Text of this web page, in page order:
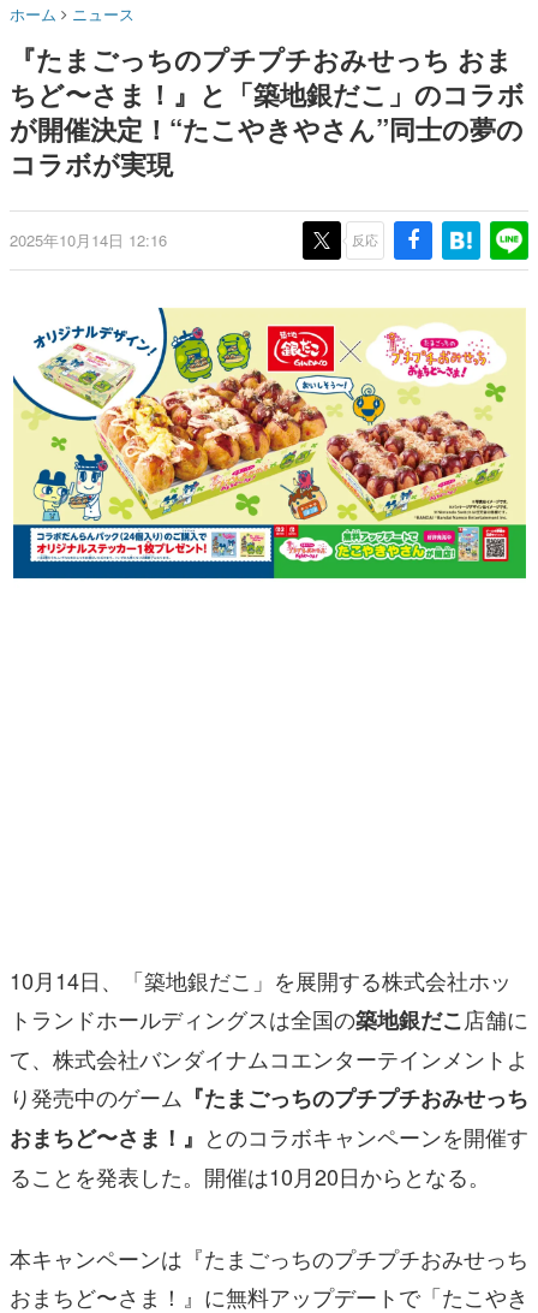
ゲームに多大な影響を受けた作家さんに取材し、ゲームが
日本のコンテンツ産業やカルチャーに与えた影響を探る企
画です。
日本モバイルゲーム産業史
日本のモバイルゲーム史における主要なトピック・タイト
ルを網羅するほか、開発者へのインタビューや識者による
解説を掲載。約20年の歴史が一望できる決定版！
『うつヌケ』『ペンと箸』等で知られるマンガ家・田中圭
一先生によるゲーム業界レポートマンガです。
ゲーム開発者・hamatsu氏がゲームの魅力を画面や操作の
具体的な形から解き明かしていく、硬派で骨太な評論連載
です。
ゲームが変えた日本語
「経験値」「裏技」「ラスボス」… ゲームにまつわる言葉
の起源や用法の変遷を、コンピューター文化史研究家・タ
イニーP氏が徹底調査。
カテゴリ
特集記事
めて対応へ。修正パッチは約1週
どが全品受注生産で登場、過去
に発売したグッズの再販も
ホーム ニュース
『たまごっちのプチプチおみせっち おま
ちど〜さま！』と「築地銀だこ」のコラボ
が開催決定！“たこやきやさん”同士の夢の
コラボが実現
2025年10月14日 12:16 反応
10月14日、「築地銀だこ」を展開する株式会社ホッ
トランドホールディングスは全国の築地銀だこ店舗に
て、株式会社バンダイナムコエンターテインメントよ
り発売中のゲーム 『たまごっちのプチプチおみせっち
おまちど〜さま！』 とのコラボキャンペーンを開催す
ることを発表した。開催は10月20日からとなる。
本キャンペーンは『たまごっちのプチプチおみせっち
おまちど〜さま！』に無料アップデートで「たこやき